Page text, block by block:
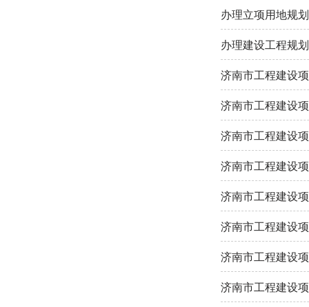
办理立项用地规
办理建设工程规
济南市工程建设
济南市工程建设
济南市工程建设
济南市工程建设
济南市工程建设
济南市工程建设
济南市工程建设
济南市工程建设